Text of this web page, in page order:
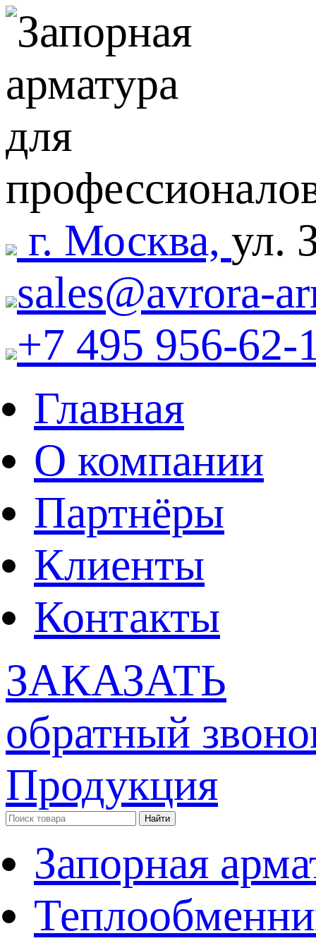
г. Москва, ул.
sales@avrora-
+7 495 956-62-
Главная
О компании
Партнёры
Клиенты
Контакты
ЗАКАЗАТЬ
обратный
Продукция
Запорная